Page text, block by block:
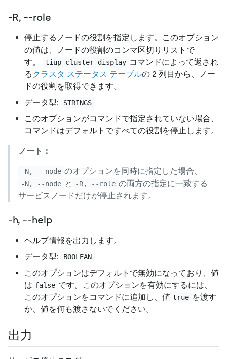
-R, --role
停止するノードの役割を指定します。このオプション
の値は、ノードの役割のコンマ区切りリストで
す。
tiup cluster display コマンドによって返され
る クラスタ ステータス テーブルの 2 列目から、ノー
ドの役割を取得できます。
データ型:
STRINGS
このオプションがコマンドで指定されていない場合、
コマンドはデフォルトですべての役割を停止します。
ノート：
-N, --node のオプションを同時に指定した場合、
-N, --node と -R, --role の両方の指定に一致する
サービスノードだけが停止されます。
-h, --help
ヘルプ情報を出力します。
データ型:
BOOLEAN
このオプションはデフォルトで無効になっており、値
は false です。このオプションを有効にするには、
このオプションをコマンドに追加し、値 true を渡す
か、値を何も渡さないでください。
出力